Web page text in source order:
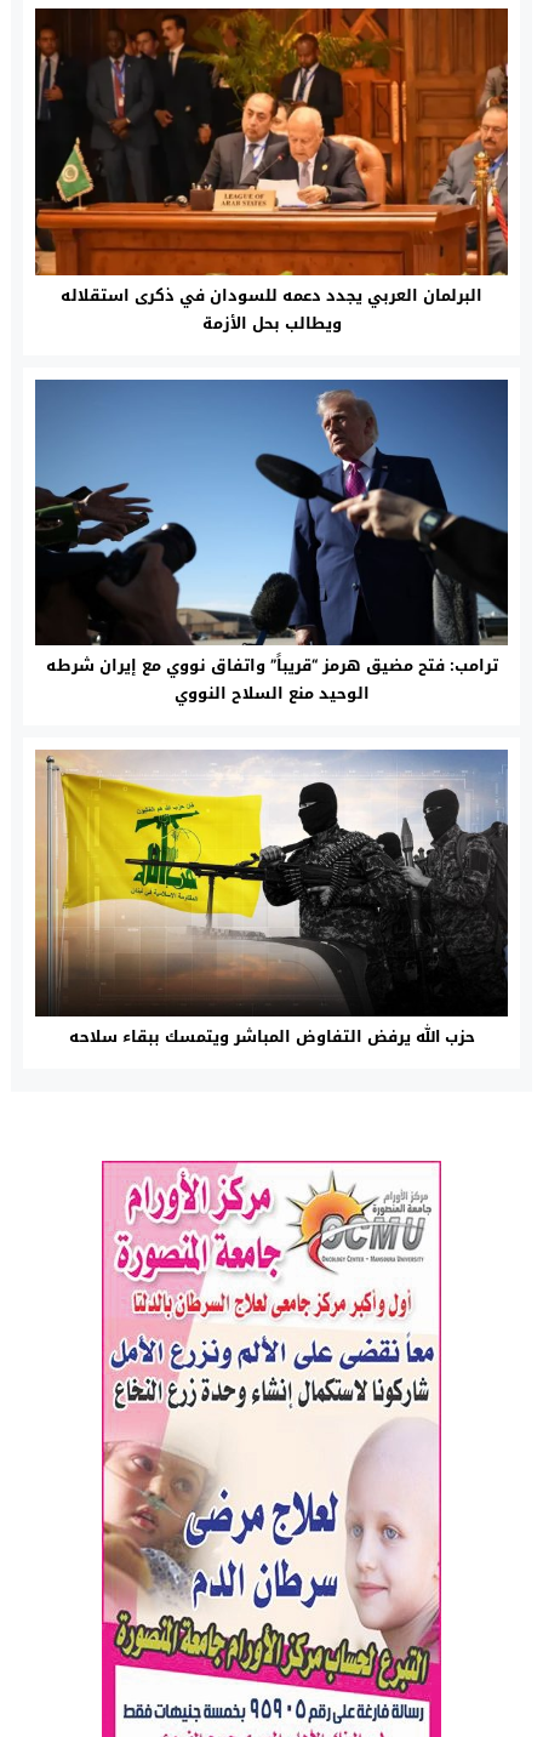
البرلمان العربي يجدد دعمه للسودان في ذكرى استقلاله
ويطالب بحل الأزمة
ترامب: فتح مضيق هرمز “قريباً” واتفاق نووي مع إيران شرطه
الوحيد منع السلاح النووي
حزب الله يرفض التفاوض المباشر ويتمسك ببقاء سلاحه